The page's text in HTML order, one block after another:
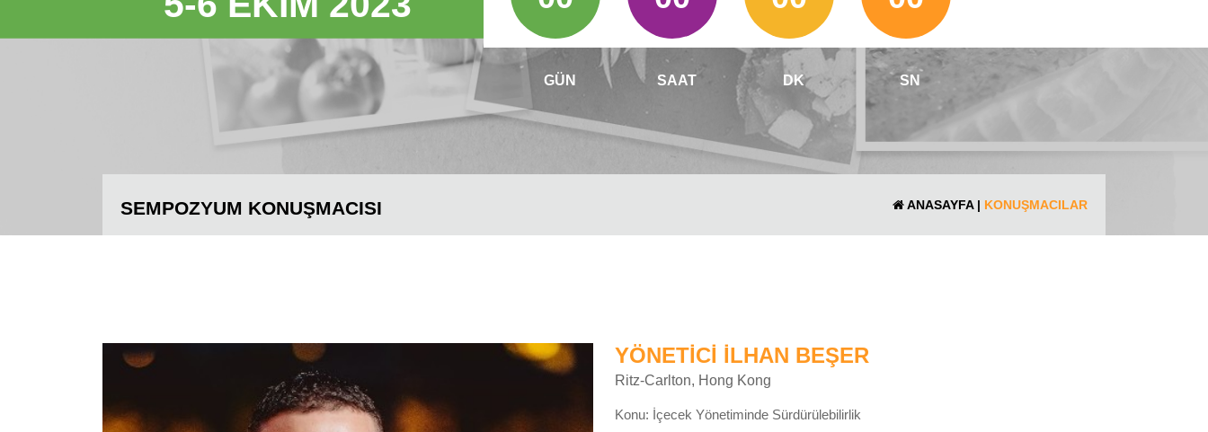
GÜN SAAT DK SN
SEMPOZYUM KONUŞMACISI ANASAYFA | KONUŞMACILAR
YÖNETICI İLHAN BEŞER
Ritz-Carlton, Hong Kong
Konu: İçecek Yönetiminde Sürdürülebilirlik